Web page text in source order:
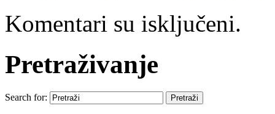
Komentari su isključeni.
Pretraživanje
Search for: